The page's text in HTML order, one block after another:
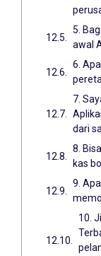
5.
awal
6.
7.
dari
8.
kas
9.
10.